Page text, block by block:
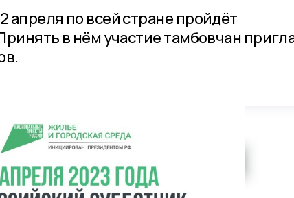
по всей стране пройдёт
в нём участие тамбовчан